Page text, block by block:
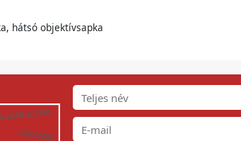
hátsó objektívsapka